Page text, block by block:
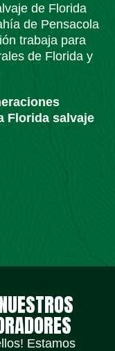
de Florida
de Pensacola
trabaja para
de Florida y
Florida salvaje
Estamos
Iconos de redes socialesIconos de redes sociales